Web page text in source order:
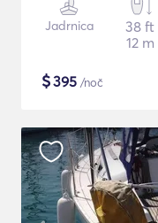
Jadrnica
38 ft
12 m
$395 /noč